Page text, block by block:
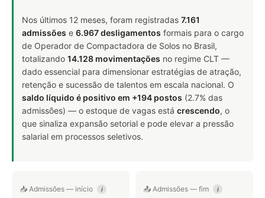
Nos últimos 12 meses, foram registradas 7.161
admissões e 6.967 desligamentos formais para o cargo
de Operador de Compactadora de Solos no Brasil,
totalizando 14.128 movimentações no regime CLT —
dado essencial para dimensionar estratégias de atração,
retenção e sucessão de talentos em escala nacional. O
saldo líquido é positivo em +194 postos (2.7% das
admissões) — o estoque de vagas está crescendo, o
que sinaliza expansão setorial e pode elevar a pressão
salarial em processos seletivos.
📥 Admissões — início i 📤 Admissões — fim i